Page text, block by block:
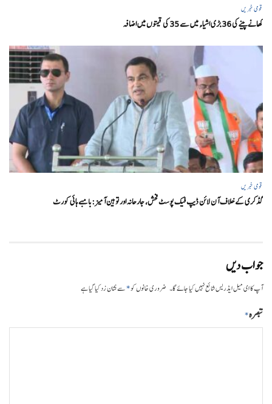
قومی خبریں
کھانے پینے کی 36 بڑی اشیاء میں سے 35 کی قیمتوں میں اضافہ
قومی خبریں
گڈکری کے خلاف آن لائن ڈیپ فیک پوسٹ فحش، جارحانہ اور توہین آمیز:بامبے ہائی کورٹ
جواب دیں
آپ کا ای میل ایڈریس شائع نہیں کیا جائے گا۔ ضروری خانوں کو*سے نشان زد کیا گیا ہے
تبصرہ*